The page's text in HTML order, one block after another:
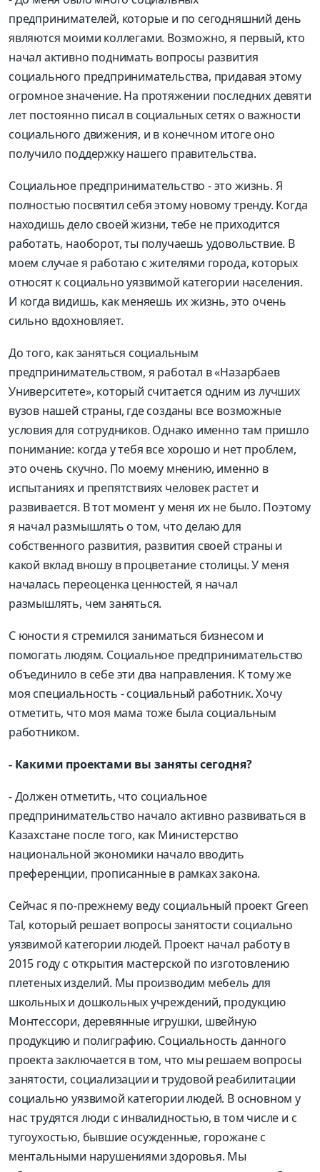
предпринимателей, которые и по сегодняшний день
являются моими коллегами. Возможно, я первый, кто
начал активно поднимать вопросы развития
социального предпринимательства, придавая этому
огромное значение. На протяжении последних девяти
лет постоянно писал в социальных сетях о важности
социального движения, и в конечном итоге оно
получило поддержку нашего правительства.
Социальное предпринимательство - это жизнь. Я
полностью посвятил себя этому новому тренду. Когда
находишь дело своей жизни, тебе не приходится
работать, наоборот, ты получаешь удовольствие. В
моем случае я работаю с жителями города, которых
относят к социально уязвимой категории населения.
И когда видишь, как меняешь их жизнь, это очень
сильно вдохновляет.
До того, как заняться социальным
предпринимательством, я работал в «Назарбаев
Университете», который считается одним из лучших
вузов нашей страны, где созданы все возможные
условия для сотрудников. Однако именно там пришло
понимание: когда у тебя все хорошо и нет проблем,
это очень скучно. По моему мнению, именно в
испытаниях и препятствиях человек растет и
развивается. В тот момент у меня их не было. Поэтому
я начал размышлять о том, что делаю для
собственного развития, развития своей страны и
какой вклад вношу в процветание столицы. У меня
началась переоценка ценностей, я начал
размышлять, чем заняться.
С юности я стремился заниматься бизнесом и
помогать людям. Социальное предпринимательство
объединило в себе эти два направления. К тому же
моя специальность - социальный работник. Хочу
отметить, что моя мама тоже была социальным
работником.
- Какими проектами вы заняты сегодня?
- Должен отметить, что социальное
предпринимательство начало активно развиваться в
Казахстане после того, как Министерство
национальной экономики начало вводить
преференции, прописанные в рамках закона.
Сейчас я по-прежнему веду социальный проект Green
Tal, который решает вопросы занятости социально
уязвимой категории людей. Проект начал работу в
2015 году с открытия мастерской по изготовлению
плетеных изделий. Мы производим мебель для
школьных и дошкольных учреждений, продукцию
Монтессори, деревянные игрушки, швейную
продукцию и полиграфию. Социальность данного
проекта заключается в том, что мы решаем вопросы
занятости, социализации и трудовой реабилитации
социально уязвимой категории людей. В основном у
нас трудятся люди с инвалидностью, в том числе и с
тугоухостью, бывшие осужденные, горожане с
ментальными нарушениями здоровья. Мы